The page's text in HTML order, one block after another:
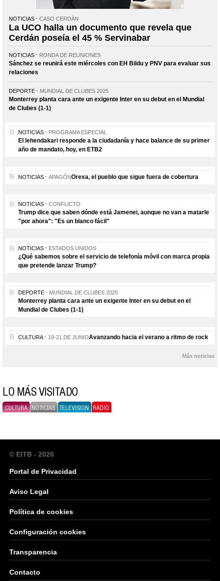
NOTICIAS CASO CERDÁN
La UCO halla un documento que revela que
Cerdán poseía el 45 % Servinabar
NOTICIAS RONDA DE REUNIONES
Sánchez se reunirá este miércoles con EH Bildu y PNV para evaluar sus
relaciones
DEPORTE MUNDIAL DE CLUBES 2025
Monterrey planta cara ante un exigente Inter en su debut en el Mundial
de Clubes (1-1)
NOTICIAS PROGRAMA ESPECIAL
El lehendakari responde a la ciudadanía y hace balance de su primer
año de mandato, hoy, en ETB2
NOTICIAS APAGÓNOrexa, el pueblo que sigue fuera de cobertura
NOTICIAS CONFLICTO
Trump dice que saben dónde está Jamenei, aunque no van a matarle
"por ahora": "Es un blanco fácil"
NOTICIAS ESTADOS UNIDOS
¿Qué sabemos sobre el servicio de telefonía móvil con marca propia
que pretende lanzar Trump?
DEPORTE MUNDIAL DE CLUBES 2025
Monterrey planta cara ante un exigente Inter en su debut en el
Mundial de Clubes (1-1)
CULTURA 19-21 DE JUNIOAvanzando hacia el verano a ritmo de rock
Más noticias
LO MÁS VISITADO
CULTURA NOTICIAS TELEVISION RADIO
© EITB - 2026
Portal de Privacidad
Aviso Legal
Política de cookies
Configuración cookies
Transparencia
Contacto